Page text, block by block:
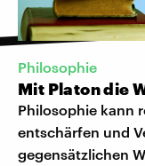
Philosophie
Mit Platon die
Philosophie kann
entschärfen und
gegensätzlichen